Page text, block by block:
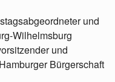
und
Wilhelmsburg
und
Bürgerschaft